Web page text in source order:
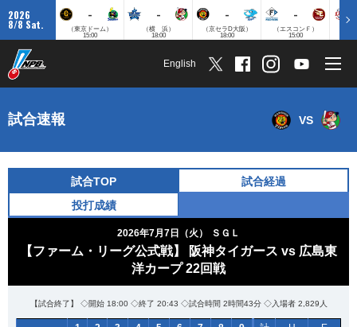
2026
8/8 Sat.
-
（東京ドーム）
15:00
-
（横 浜）
18:00
-
（京セラD大阪）
18:00
-
（エスコンＦ）
15:00
English
試合速報 VS
試合TOP
試合経過
投打成績
2026年7月7日（火） ＳＧＬ
【ファーム・リーグ公式戦】 阪神タイガース vs 広島東
洋カープ 22回戦
【試合終了】 ◇開始 18:00 ◇終了 20:43 ◇試合時間 2時間43分 ◇入場者 2,829人